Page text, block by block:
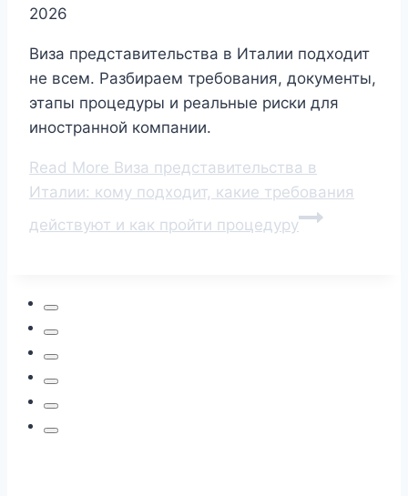
2026
Виза представительства в Италии подходит
не всем. Разбираем требования, документы,
этапы процедуры и реальные риски для
иностранной компании.
Read More Виза представительства в
Италии: кому подходит, какие требования
действуют и как пройти процедуру